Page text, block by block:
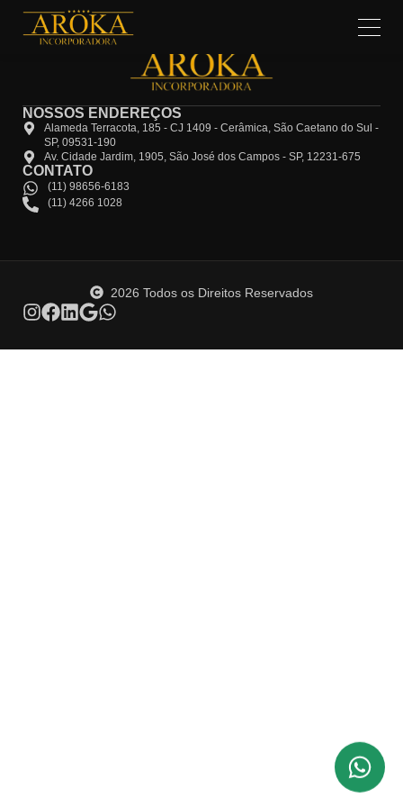
NOSSOS ENDEREÇOS
Alameda Terracota, 185 - CJ 1409 - Cerâmica, São Caetano do Sul -
SP, 09531-190
Av. Cidade Jardim, 1905, São José dos Campos - SP, 12231-675
CONTATO
(11) 98656-6183
(11) 4266 1028
2026 Todos os Direitos Reservados